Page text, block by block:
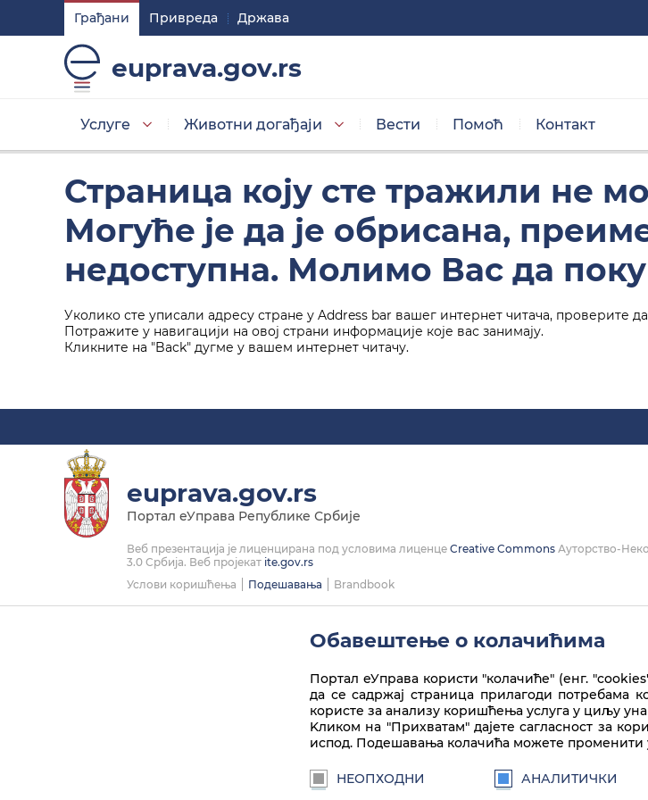
Грађани Привреда Држава
euprava.gov.rs
Услуге Животни догађаји Вести Помоћ Контакт
Подешавaња
Изаберите стил приказа слова
Изаберите тему
Основна тема Црно/бела
Страница коју сте тражили не
Могуће је да је обрисана,
недоступна. Молимо Вас да
Уколико сте уписали адресу стране у Address bar вашег интернет читача, проверите
Потражите у навигацији на овој страни информације које вас занимају.
Кликните на "Back" дугме у вашем интернет читачу.
euprava.gov.rs
Портал еУправа Републике Србије
Веб презентација је лиценцирана под условима лиценце Creative Commons Ауторство-
3.0 Србија. Веб пројекат ite.gov.rs
Услови коришћења
Подешавања Brandbook
LinkedinInstagramFacebookTwitter Play
Обавештење о колачићима
Портал еУправа користи "колачиће" (енг.
да се садржај страница прилагоди потребама
користе за анализу коришћења услуга у циљу
Kликом на "Прихватам" дајете сагласност за
испод. Подешавања колачића можете променити
НЕОПХОДНИ АНАЛИТИЧКИ